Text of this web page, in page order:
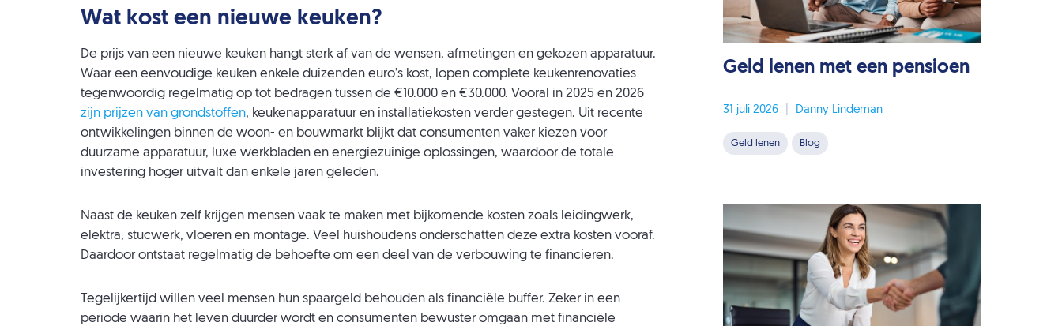
Wat kost een nieuwe keuken?
De prijs van een nieuwe keuken hangt sterk af van de wensen, afmetingen en gekozen apparatuur.
Waar een eenvoudige keuken enkele duizenden euro’s kost, lopen complete keukenrenovaties
tegenwoordig regelmatig op tot bedragen tussen de €10.000 en €30.000. Vooral in 2025 en 2026
zijn prijzen van grondstoffen, keukenapparatuur en installatiekosten verder gestegen. Uit recente
ontwikkelingen binnen de woon- en bouwmarkt blijkt dat consumenten vaker kiezen voor
duurzame apparatuur, luxe werkbladen en energiezuinige oplossingen, waardoor de totale
investering hoger uitvalt dan enkele jaren geleden.
Naast de keuken zelf krijgen mensen vaak te maken met bijkomende kosten zoals leidingwerk,
elektra, stucwerk, vloeren en montage. Veel huishoudens onderschatten deze extra kosten vooraf.
Daardoor ontstaat regelmatig de behoefte om een deel van de verbouwing te financieren.
Tegelijkertijd willen veel mensen hun spaargeld behouden als financiële buffer. Zeker in een
periode waarin het leven duurder wordt en consumenten bewuster omgaan met financiële
Geld lenen met een pensioen
31 juli 2026 Danny Lindeman
Geld lenen Blog